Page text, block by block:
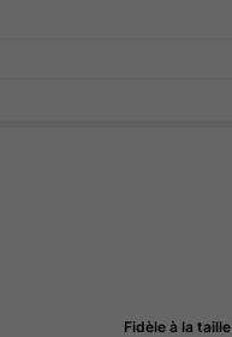
Fidèle à la taille